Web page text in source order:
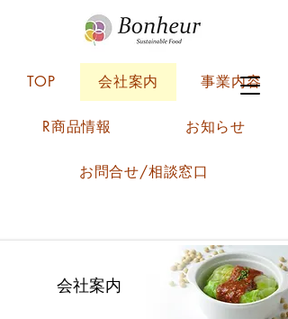
TOP 会社案内 事業内容
R商品情報 お知らせ
お問合せ/相談窓口
会社案内